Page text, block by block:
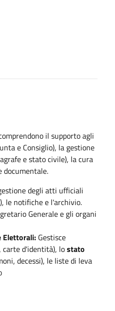
il supporto agli
e Consiglio), la gestione
e stato civile), la cura
documentale.
degli atti ufficiali
le notifiche e l'archivio.
Generale e gli organi
Elettorali: Gestisce
carte d'identità), lostato
decessi), le liste di leva